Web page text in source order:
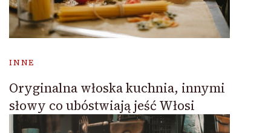
INNE
Oryginalna włoska kuchnia, innymi
słowy co ubóstwiają jeść Włosi